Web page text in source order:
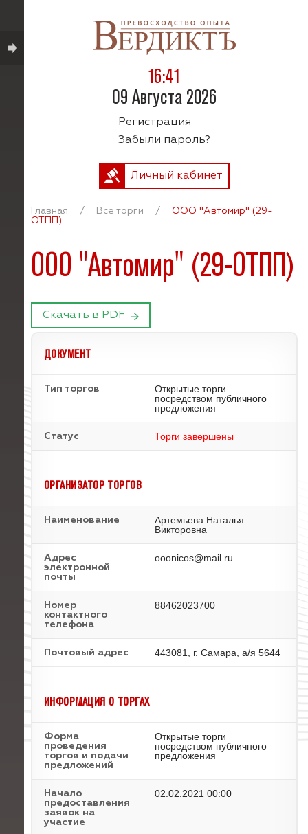
16:41
09 Августа 2026
Регистрация
Забыли пароль?
Личный кабинет
Главная / Все торги /
ООО "Автомир" (29-
ОТПП)
ООО "Автомир" (29-ОТПП)
Скачать в PDF
ДОКУМЕНТ
Тип торгов
Открытые торги
посредством публичного
предложения
Статус Торги завершены
ОРГАНИЗАТОР ТОРГОВ
Наименование
Артемьева Наталья
Викторовна
Адрес
электронной
почты
ooonicos@mail.ru
Номер
контактного
телефона
88462023700
Почтовый адрес 443081, г. Самара, а/я 5644
ИНФОРМАЦИЯ О ТОРГАХ
Форма
проведения
торгов и подачи
предложений
Открытые торги
посредством публичного
предложения
Начало
предоставления
заявок на
участие
02.02.2021 00:00